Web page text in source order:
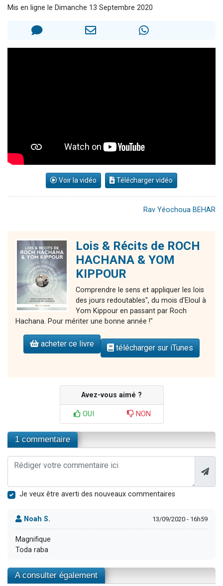
Ariel vient de donner son Maasser
Mis en ligne le Dimanche 13 Septembre 2020
Voir la vidéo Télécharger vidéo
Rav Yéochoua BEHAR
Lois & Récits de ROCH
HACHANA & YOM
KIPPOUR
Comprendre le sens et appliquer les lois
des jours redoutables", du mois d'Eloul à
Yom Kippour en passant par Roch
Hachana. Pour mériter une bonne année !"
acheter ce livre télécharger sur iTunes
Avez-vous aimé ?
OUI NON
1 commentaire
Je veux être averti des nouveaux commentaires
Noah S. 13/09/2020 - 16h59
Magnifique
Toda raba
A consulter également